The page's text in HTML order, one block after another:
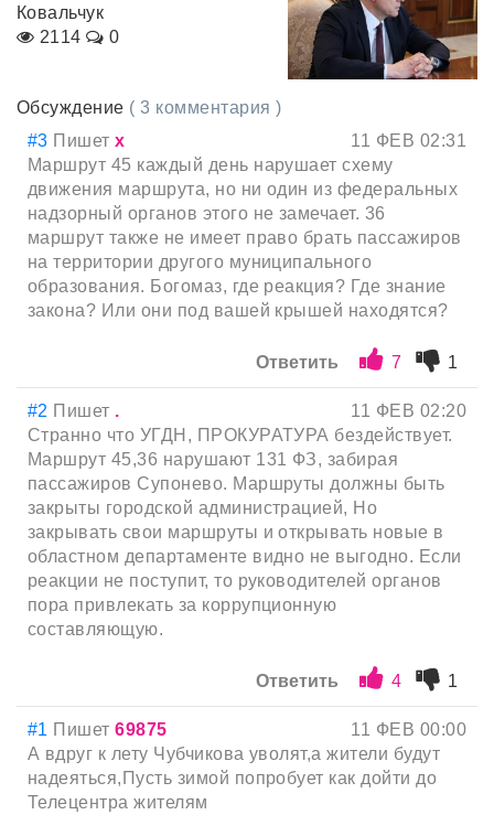
Ковальчук
2114
0
Обсуждение ( 3 комментария )
#3 Пишетх
11 ФЕВ 02:31
Маршрут 45 каждый день нарушает схему
движения маршрута, но ни один из федеральных
надзорный органов этого не замечает. 36
маршрут также не имеет право брать пассажиров
на территории другого муниципального
образования. Богомаз, где реакция? Где знание
закона? Или они под вашей крышей находятся?
Ответить 7 1
#2 Пишет .
11 ФЕВ 02:20
Странно что УГДН, ПРОКУРАТУРА бездействует.
Маршрут 45,36 нарушают 131 ФЗ, забирая
пассажиров Супонево. Маршруты должны быть
закрыты городской администрацией, Но
закрывать свои маршруты и открывать новые в
областном департаменте видно не выгодно. Если
реакции не поступит, то руководителей органов
пора привлекать за коррупционную
составляющую.
Ответить 4 1
#1 Пишет69875
11 ФЕВ 00:00
А вдруг к лету Чубчикова уволят,а жители будут
надеяться,Пусть зимой попробует как дойти до
Телецентра жителям